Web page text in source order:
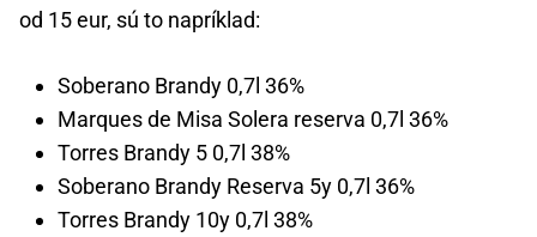
od 15 eur, sú to napríklad:
Soberano Brandy 0,7l 36%
Marques de Misa Solera reserva 0,7l 36%
Torres Brandy 5 0,7l 38%
Soberano Brandy Reserva 5y 0,7l 36%
Torres Brandy 10y 0,7l 38%